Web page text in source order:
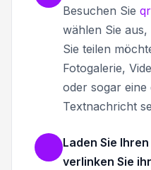
Besuchen Sie
wählen Sie
Sie teilen
Fotogalerie,
oder sogar
Textnachricht
Laden Sie
verlinken Sie